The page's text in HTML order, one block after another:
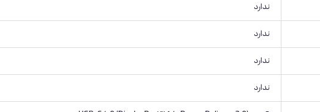
ندارد
ندارد
ندارد
ندارد